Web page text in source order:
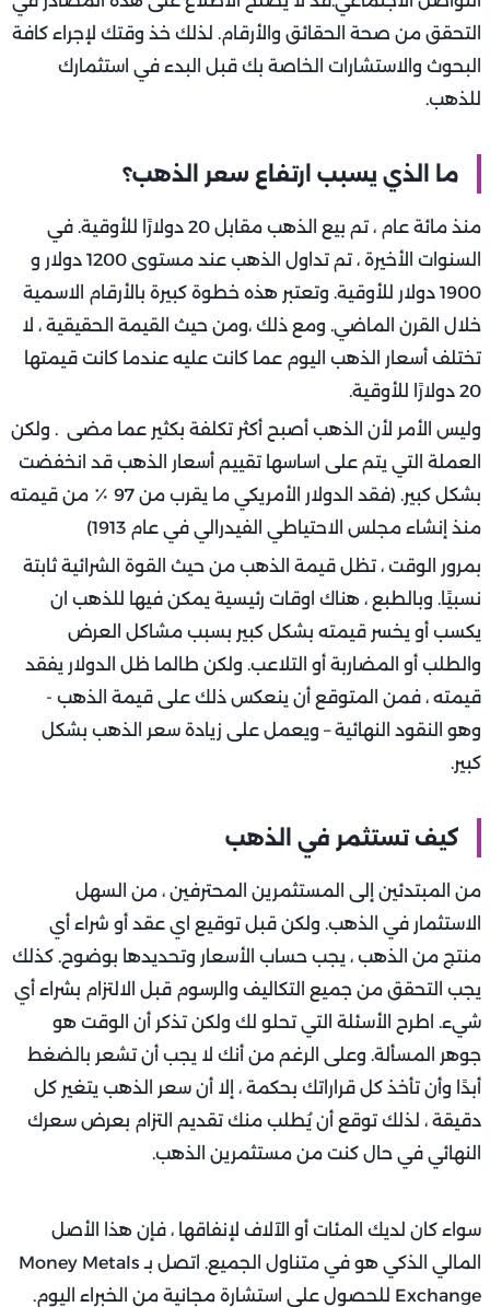
التحقق من صحة الحقائق والأرقام. لذلك خذ وقتك لإجراء كافة
البحوث والاستشارات الخاصة بك قبل البدء في استثمارك
للذهب.
ما الذي يسبب ارتفاع سعر الذهب؟
منذ مائة عام ، تم بيع الذهب مقابل 20 دولارًا للأوقية. في
السنوات الأخيرة ، تم تداول الذهب عند مستوى 1200 دولار و
1900 دولار للأوقية. وتعتبر هذه خطوة كبيرة بالأرقام الاسمية
خلال القرن الماضي. ومع ذلك ،ومن حيث القيمة الحقيقية ، لا
تختلف أسعار الذهب اليوم عما كانت عليه عندما كانت قيمتها
20 دولارًا للأوقية.
وليس الأمر لأن الذهب أصبح أكثر تكلفة بكثير عما مضى . ولكن
العملة التي يتم على اساسها تقييم أسعار الذهب قد انخفضت
بشكل كبير. (فقد الدولار الأمريكي ما يقرب من 97 ٪ من قيمته
منذ إنشاء مجلس الاحتياطي الفيدرالي في عام 1913)
بمرور الوقت ، تظل قيمة الذهب من حيث القوة الشرائية ثابتة
نسبيًا. وبالطبع ، هناك اوقات رئيسية يمكن فيها للذهب ان
يكسب أو يخسر قيمته بشكل كبير بسبب مشاكل العرض
والطلب أو المضاربة أو التلاعب. ولكن طالما ظل الدولار يفقد
قيمته ، فمن المتوقع أن ينعكس ذلك على قيمة الذهب -
وهو النقود النهائية – ويعمل على زيادة سعر الذهب بشكل
كبير.
كيف تستثمر في الذهب
من المبتدئين إلى المستثمرين المحترفين ، من السهل
الاستثمار في الذهب. ولكن قبل توقيع اي عقد أو شراء أي
منتج من الذهب ، يجب حساب الأسعار وتحديدها بوضوح. كذلك
يجب التحقق من جميع التكاليف والرسوم قبل الالتزام بشراء أي
شيء. اطرح الأسئلة التي تحلو لك ولكن تذكر أن الوقت هو
جوهر المسألة. وعلى الرغم من أنك لا يجب أن تشعر بالضغط
أبدًا وأن تأخذ كل قراراتك بحكمة ، إلا أن سعر الذهب يتغير كل
دقيقة ، لذلك توقع أن يُطلب منك تقديم التزام بعرض سعرك
النهائي في حال كنت من مستثمرين الذهب.
سواء كان لديك المئات أو الآلاف لإنفاقها ، فإن هذا الأصل
المالي الذكي هو في متناول الجميع. اتصل بـ Money Metals
Exchange للحصول على استشارة مجانية من الخبراء اليوم.